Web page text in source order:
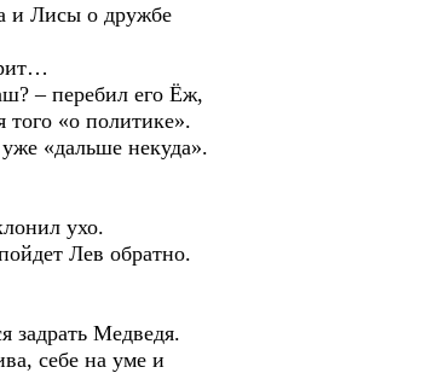
и Лисы о дружбе
– перебил его Ёж,
того «о политике».
«дальше некуда».
ухо.
Лев обратно.
Медведя.
себе на уме и